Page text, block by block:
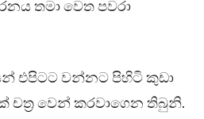
තමා වෙත පවරා
එපිටට වන්නට පිහිටි කුඩා
චත්‍ර වෙන් කරවාගෙන තිබුනි.